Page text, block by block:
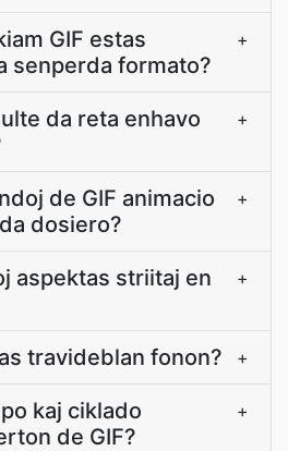
GIF estas
senperda formato?
+
da reta enhavo
+
de GIF animacio
dosiero?
+
aspektas striitaj en
+
travideblan fonon? +
kaj ciklado
de GIF?
+